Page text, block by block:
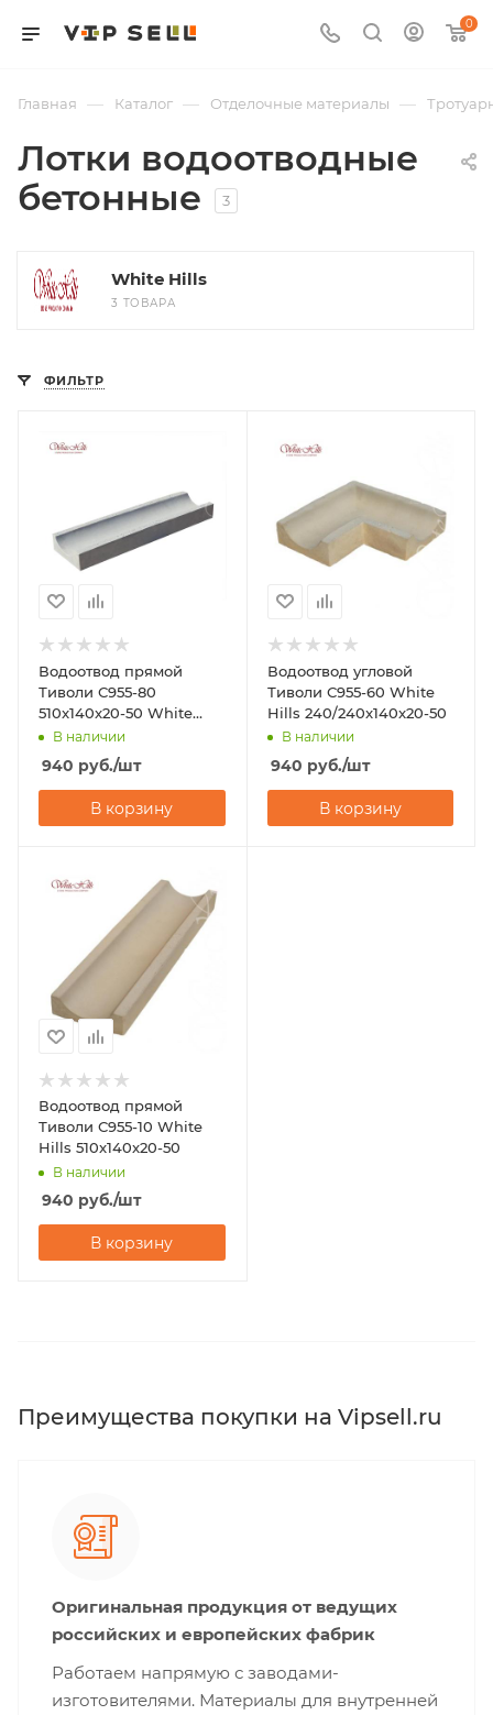
0
Главная — Каталог — Отделочные материалы —
Лотки водоотводные
бетонные
3
White Hills
3 ТОВАРА
ФИЛЬТР
Водоотвод прямой
Тиволи С955-80
510x140x20-50 White
HillsВ наличии
940 руб./шт
В корзину
Водоотвод угловой
Тиволи С955-60 White
Hills 240/240x140x20-50
В наличии
940 руб./шт
В корзину
Водоотвод прямой
Тиволи С955-10 White
Hills 510x140x20-50
В наличии
940 руб./шт
В корзину
Преимущества покупки на Vipsell.ru
Оригинальная продукция от ведущих
российских и европейских фабрик
Работаем напрямую с заводами-
изготовителями. Материалы для внутренней